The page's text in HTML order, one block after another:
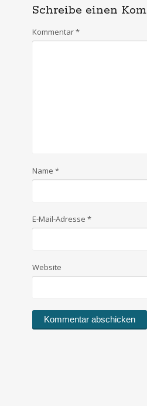
Schreibe einen
Kommentar*
Name *
E-Mail-Adresse *
Website